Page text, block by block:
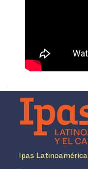
Ipas Latinoamérica